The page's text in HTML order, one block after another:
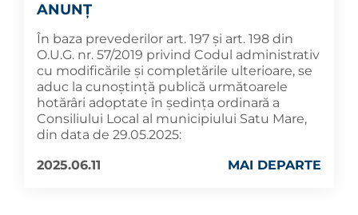
ANUNȚ
În baza prevederilor art. 197 și art. 198 din
O.U.G. nr. 57/2019 privind Codul administrativ
cu modificările și completările ulterioare, se
aduc la cunoştinţă publică următoarele
hotărâri adoptate în şedinţa ordinară a
Consiliului Local al municipiului Satu Mare,
din data de 29.05.2025:
2025.06.11
MAI DEPARTE